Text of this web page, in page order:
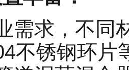
需求，不同
不锈钢环片